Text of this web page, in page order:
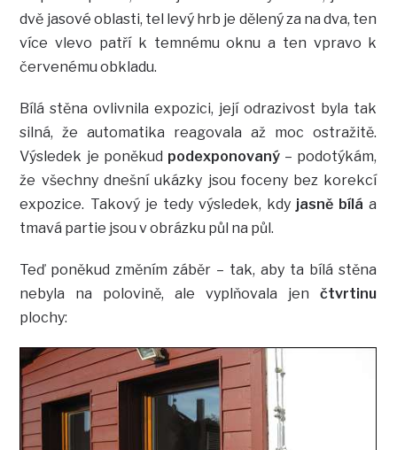
dvě jasové oblasti, tel levý hrb je dělený za na dva, ten
více vlevo patří k temnému oknu a ten vpravo k
červenému obkladu.
Bílá stěna ovlivnila expozici, její odrazivost byla tak
silná, že automatika reagovala až moc ostražitě.
Výsledek je poněkud podexponovaný – podotýkám,
že všechny dnešní ukázky jsou foceny bez korekcí
expozice. Takový je tedy výsledek, kdy jasně bílá a
tmavá partie jsou v obrázku půl na půl.
Teď poněkud změním záběr – tak, aby ta bílá stěna
nebyla na polovině, ale vyplňovala jenčtvrtinu
plochy: